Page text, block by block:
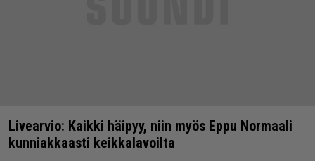
Livearvio: Kaikki häipyy, niin myös Eppu Normaali
kunniakkaasti keikkalavoilta